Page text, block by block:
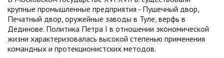
крупные промышленные предприятия - Пушечный двор,
Печатный двор, оружейные заводы в Туле, верфь в
Дединове. Политика Петра I в отношении экономической
жизни характеризовалась высокой степенью применения
командных и протекционистских методов.